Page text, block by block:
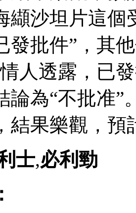
纈沙坦片這個
發批件”，其
人透露，已
論為“不批准”
結果樂觀，預
士,必利勁